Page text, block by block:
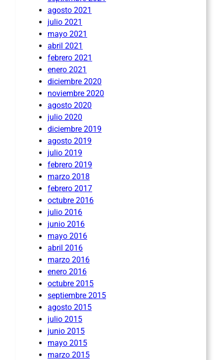
agosto 2021
julio 2021
mayo 2021
abril 2021
febrero 2021
enero 2021
diciembre 2020
noviembre 2020
agosto 2020
julio 2020
diciembre 2019
agosto 2019
julio 2019
febrero 2019
marzo 2018
febrero 2017
octubre 2016
julio 2016
junio 2016
mayo 2016
abril 2016
marzo 2016
enero 2016
octubre 2015
septiembre 2015
agosto 2015
julio 2015
junio 2015
mayo 2015
marzo 2015